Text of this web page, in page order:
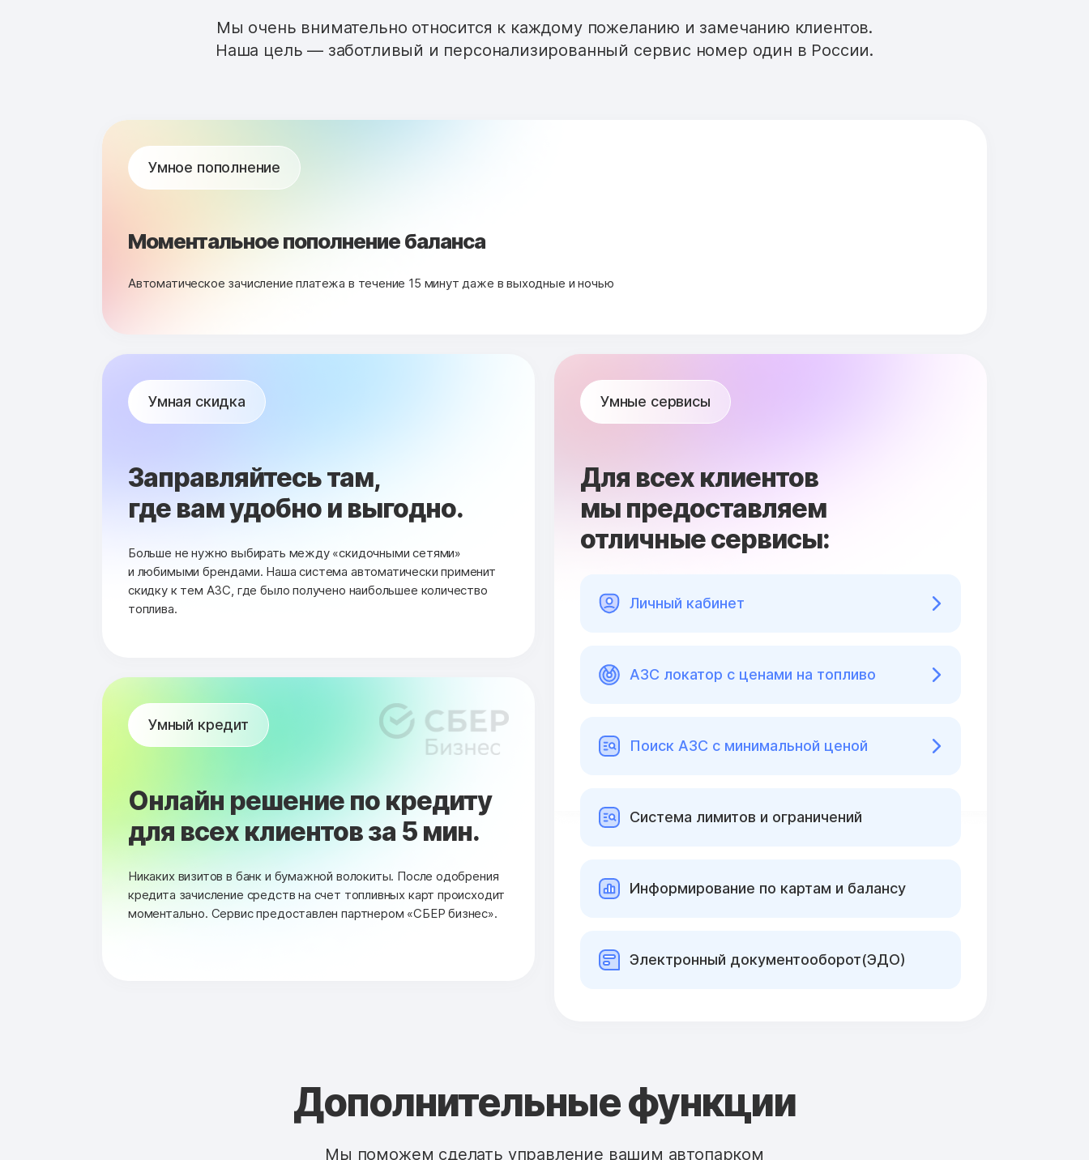
Мы очень внимательно относится к каждому пожеланию и замечанию клиентов.
Наша цель — заботливый и персонализированный сервис номер один в России.
Умное пополнение
Моментальное пополнение баланса
Автоматическое зачисление платежа в течение 15 минут даже в выходные и ночью
Умная скидка
Заправляйтесь там,
где вам удобно и выгодно.
Больше не нужно выбирать между «скидочными сетями»
и любимыми брендами. Наша система автоматически применит
скидку к тем АЗС, где было получено наибольшее количество
топлива.
Умный кредит
Онлайн решение по кредиту
для всех клиентов за 5 мин.
Никаких визитов в банк и бумажной волокиты. После одобрения
кредита зачисление средств на счет топливных карт происходит
моментально. Сервис предоставлен партнером «СБЕР бизнес».
Умные сервисы
Для всех клиентов
мы предоставляем
отличные сервисы:
Личный кабинет
АЗС локатор с ценами на топливо
Поиск АЗС с минимальной ценой
Cистема лимитов и ограничений
Информирование по картам и балансу
Электронный документооборот(ЭДО)
Дополнительные функции
Мы поможем сделать управление вашим автопарком